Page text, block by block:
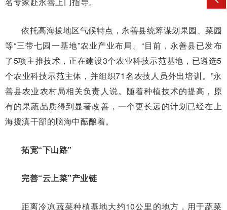
依托高海拔地区气候特点，永善县统筹谋划果园、菜园
等“三带七园一基地”农业产业布局。“目前，永善县已发布
了5项主推技术，正在建设3个农业科技示范基地，已遴选5
个农业科技示范主体，并组织71名农技人员外出培训。”永
善县农业农村局相关负责人说。随着种植技术的提高，原
有的果蔬品质得到显著改善，一个更长远的计划已经在上
海援滇干部的脑海中酝酿着。
拓宽“下山路”
完善“云上菜”产业链
距离冷凉蔬菜种植基地大约10公里的地方，用于蔬菜